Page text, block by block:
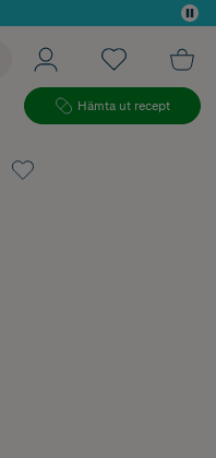
Hämta ut recept